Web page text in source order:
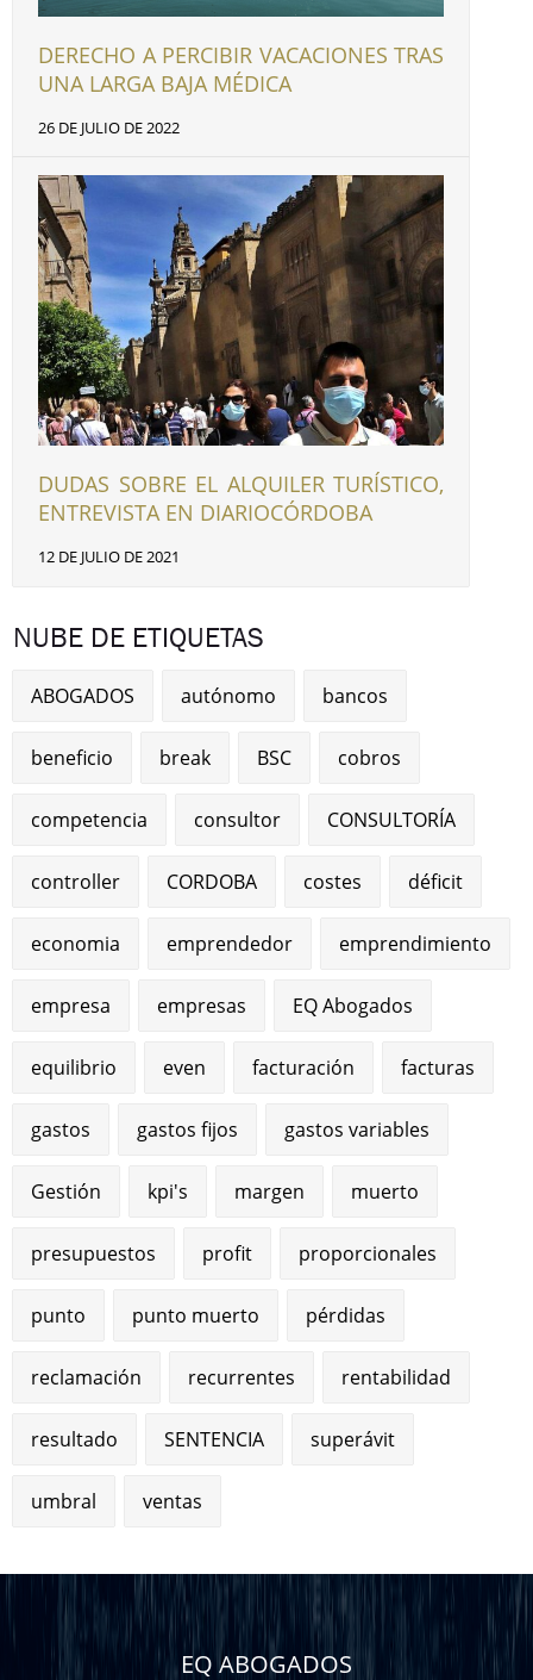
DERECHO A PERCIBIR VACACIONES TRAS
UNA LARGA BAJA MÉDICA
26 DE JULIO DE 2022
DUDAS SOBRE EL ALQUILER TURÍSTICO,
ENTREVISTA EN DIARIOCÓRDOBA
12 DE JULIO DE 2021
NUBE DE ETIQUETAS
ABOGADOS autónomo bancos
beneficio break BSC cobros
competencia consultor CONSULTORÍA
controller CORDOBA costes déficit
economia emprendedor emprendimiento
empresa empresas EQ Abogados
equilibrio even facturación facturas
gastos gastos fijos gastos variables
Gestión kpi's margen muerto
presupuestos profit proporcionales
punto punto muerto pérdidas
reclamación recurrentes rentabilidad
resultado SENTENCIA superávit
umbral ventas
EQ ABOGADOS